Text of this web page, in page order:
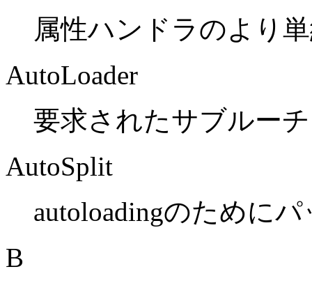
属性ハンドラのより
AutoLoader
要求されたサブルー
AutoSplit
autoloadingのために
B